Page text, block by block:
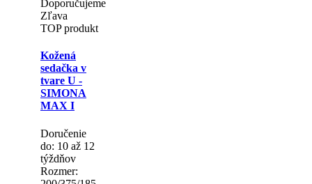
do: 10 až 12
týždňov
Rozmer:
Varianta:
rozkladacie
Materiál
poťahu:
pravá koža
Cena 3
090.00 €s
DPH